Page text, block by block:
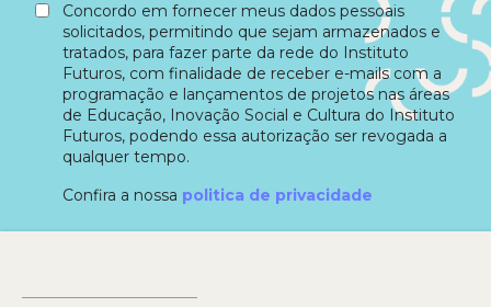
Concordo em fornecer meus dados pessoais
solicitados, permitindo que sejam armazenados e
tratados, para fazer parte da rede do Instituto
Futuros, com finalidade de receber e-mails com a
programação e lançamentos de projetos nas áreas
de Educação, Inovação Social e Cultura do Instituto
Futuros, podendo essa autorização ser revogada a
qualquer tempo.
Confira a nossa politica de privacidade